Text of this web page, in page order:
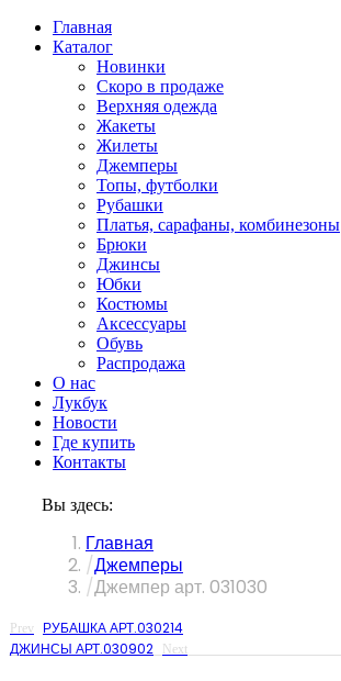
Главная
Каталог
Новинки
Скоро в продаже
Верхняя одежда
Жакеты
Жилеты
Джемперы
Топы, футболки
Рубашки
Платья, сарафаны, комбинезоны
Брюки
Джинсы
Юбки
Костюмы
Аксессуары
Обувь
Распродажа
О нас
Лукбук
Новости
Где купить
Контакты
Вы здесь:
Главная
Джемперы
Джемпер арт. 031030
Prev
РУБАШКА АРТ.030214
ДЖИНСЫ АРТ.030902
Next